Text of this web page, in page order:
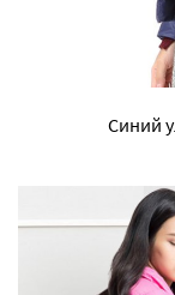
Синий